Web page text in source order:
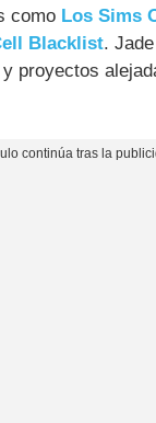
como Los Sims
Blacklist.
proyectos